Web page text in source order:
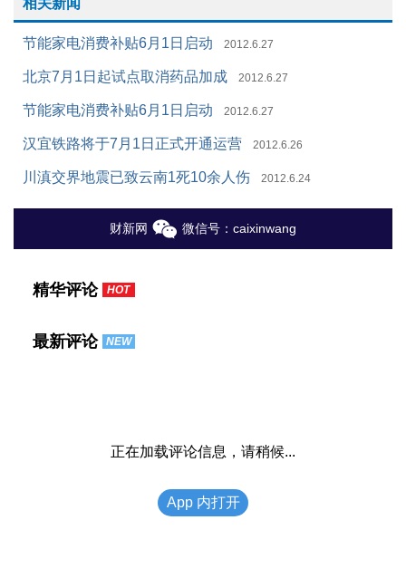
相关新闻
节能家电消费补贴6月1日启动 2012.6.27
北京7月1日起试点取消药品加成 2012.6.27
节能家电消费补贴6月1日启动 2012.6.27
汉宜铁路将于7月1日正式开通运营 2012.6.26
川滇交界地震已致云南1死10余人伤 2012.6.24
财新网 微信号：caixinwang
精华评论 HOT
最新评论 NEW
正在加载评论信息，请稍候...
App 内打开